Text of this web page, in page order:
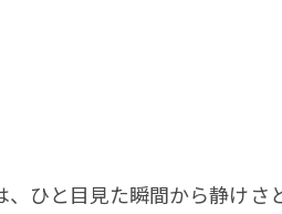
ひと目見た瞬間から静け